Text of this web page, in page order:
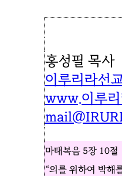
홍성필 목사
이루리라선
www.이루
마태복음 5장 10절
“의를 위하여 박해